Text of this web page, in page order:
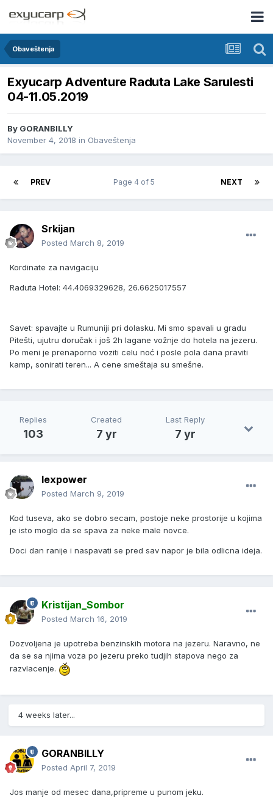
Obaveštenja
Exyucarp Adventure Raduta Lake Sarulesti
04-11.05.2019
By GORANBILLY
November 4, 2018 in Obaveštenja
PREV NEXT
Page 4 of 5
Srkijan
Posted March 8, 2019
Kordinate za navigaciju
Raduta Hotel: 44.4069329628, 26.6625017557
Savet: spavajte u Rumuniji pri dolasku. Mi smo spavali u gradu
Pitešti, ujutru doručak i još 2h lagane vožnje do hotela na jezeru.
Po meni je prenaporno voziti celu noć i posle pola dana praviti
kamp, sonirati teren... A cene smeštaja su smešne.
Replies
103
Created
7 yr
Last Reply
7 yr
lexpower
Posted March 9, 2019
Kod tuseva, ako se dobro secam, postoje neke prostorije u kojima
je isto moglo da se spava za neke male novce.
Doci dan ranije i naspavati se pred sav napor je bila odlicna ideja.
Kristijan_Sombor
Posted March 16, 2019
Dozvoljena je upotreba benzinskih motora na jezeru. Naravno, ne
da se sa njima voza po jezeru preko tudjih stapova nego za
razvlacenje.
4 weeks later...
GORANBILLY
Posted April 7, 2019
Jos manje od mesec dana,pripreme u punom jeku.